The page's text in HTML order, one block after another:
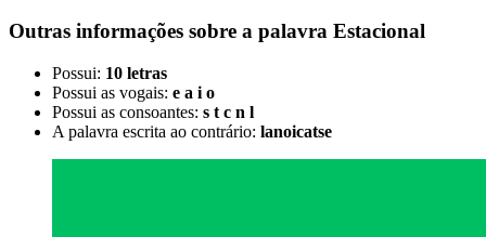
Outras informações sobre a palavra Estacional
Possui: 10 letras
Possui as vogais: e a i o
Possui as consoantes: s t c n l
A palavra escrita ao contrário: lanoicatse